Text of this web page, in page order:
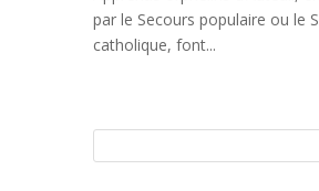
par le Secours populaire ou le
catholique, font...